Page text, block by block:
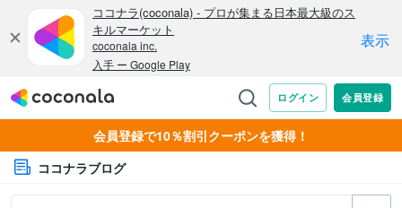
会員登録で10％割引クーポンを獲得！
ココナラブログ